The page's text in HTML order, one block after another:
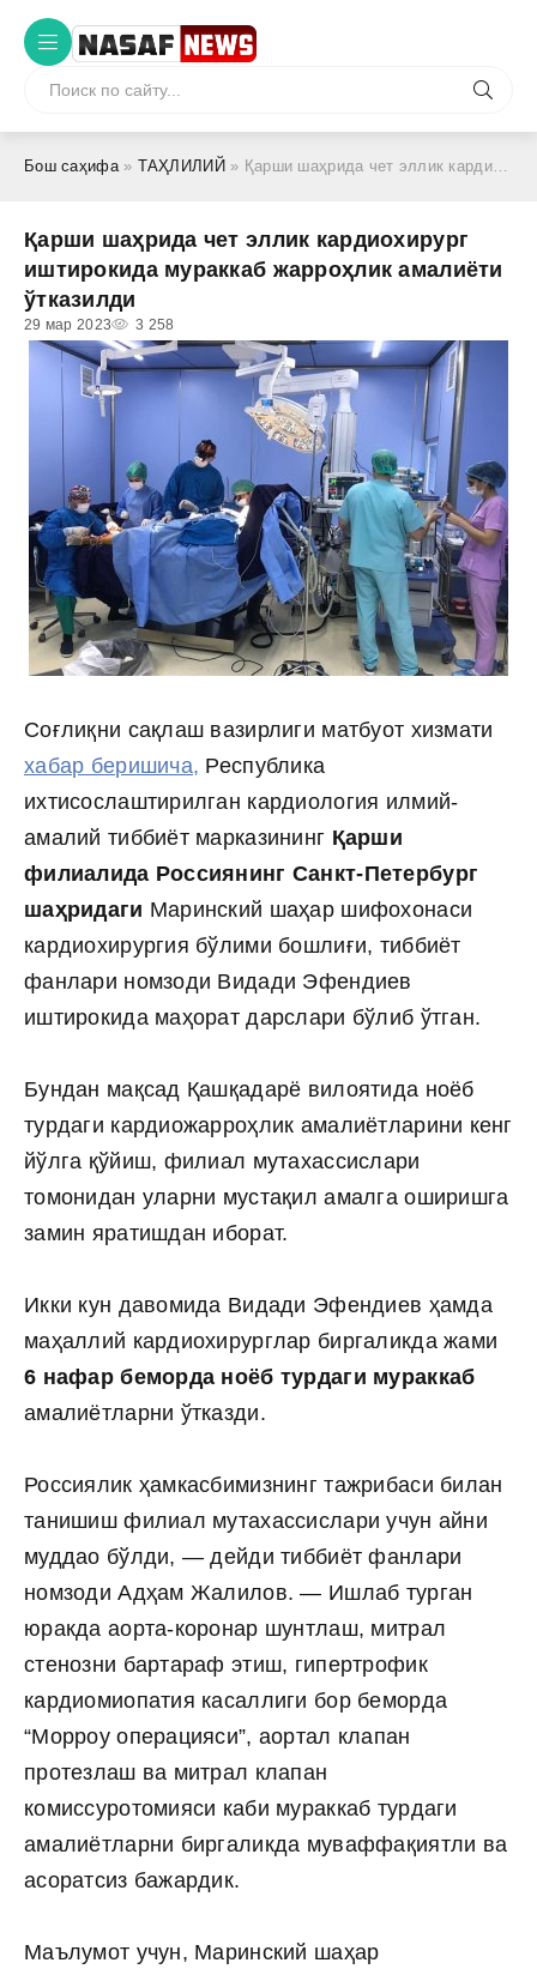
Бош саҳифа» ТАҲЛИЛИЙ » Қарши шаҳрида чет эллик кардиохирург иштирокида мураккаб жарроҳлик амалиёти ўтказилди
Қарши шаҳрида чет эллик кардиохирург
иштирокида мураккаб жарроҳлик амалиёти
ўтказилди
29 мар 2023 3 258
Соғлиқни сақлаш вазирлиги матбуот хизмати
хабар беришича, Республика
ихтисослаштирилган кардиология илмий-
амалий тиббиёт марказининг Қарши
филиалида Россиянинг Санкт-Петербург
шаҳридаги Маринский шаҳар шифохонаси
кардиохирургия бўлими бошлиғи, тиббиёт
фанлари номзоди Видади Эфендиев
иштирокида маҳорат дарслари бўлиб ўтган.
Бундан мақсад Қашқадарё вилоятида ноёб
турдаги кардиожарроҳлик амалиётларини кенг
йўлга қўйиш, филиал мутахассислари
томонидан уларни мустақил амалга оширишга
замин яратишдан иборат.
Икки кун давомида Видади Эфендиев ҳамда
маҳаллий кардиохирурглар биргаликда жами
6 нафар беморда ноёб турдаги мураккаб
амалиётларни ўтказди.
Россиялик ҳамкасбимизнинг тажрибаси билан
танишиш филиал мутахассислари учун айни
муддао бўлди, — дейди тиббиёт фанлари
номзоди Адҳам Жалилов. — Ишлаб турган
юракда аорта-коронар шунтлаш, митрал
стенозни бартараф этиш, гипертрофик
кардиомиопатия касаллиги бор беморда
“Морроу операцияси”, аортал клапан
протезлаш ва митрал клапан
комиссуротомияси каби мураккаб турдаги
амалиётларни биргаликда муваффақиятли ва
асоратсиз бажардик.
Маълумот учун, Маринский шаҳар